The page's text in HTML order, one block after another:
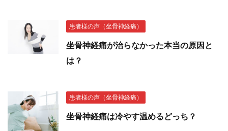
患者様の声（坐骨神経痛）
坐骨神経痛が治らなかった本当の原因と
は？
患者様の声（坐骨神経痛）
坐骨神経痛は冷やす温めるどっち？